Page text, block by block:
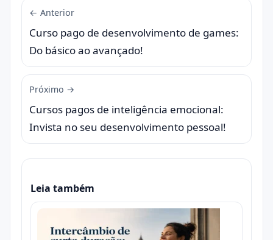
← Anterior
Curso pago de desenvolvimento de games:
Do básico ao avançado!
Próximo →
Cursos pagos de inteligência emocional:
Invista no seu desenvolvimento pessoal!
Leia também